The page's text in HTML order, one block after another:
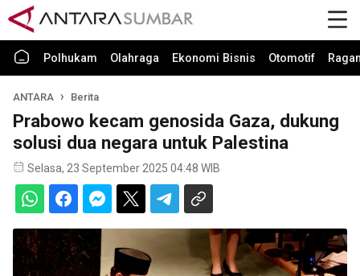
Polhukam Olahraga Ekonomi Bisnis Otomotif
ANTARA Berita
Prabowo kecam genosida Gaza, dukung
solusi dua negara untuk Palestina
Selasa, 23 September 2025 04:48 WIB